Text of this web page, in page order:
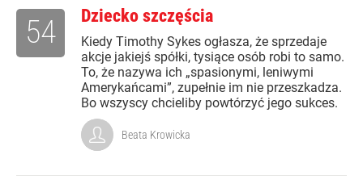
Dziecko szczęścia
Kiedy Timothy Sykes ogłasza, że sprzedaje
akcje jakiejś spółki, tysiące osób robi to samo.
To, że nazywa ich „spasionymi, leniwymi
Amerykańcami”, zupełnie im nie przeszkadza.
Bo wszyscy chcieliby powtórzyć jego sukces.
54
Beata Krowicka